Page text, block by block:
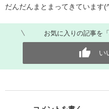
だんだんまとまってきています
お気に入りの記事を
い